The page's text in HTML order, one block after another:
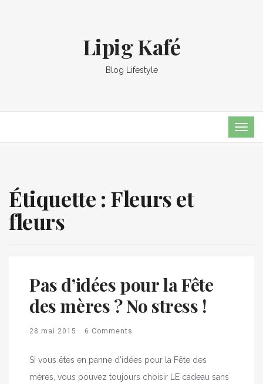
Lipig Kafé
Blog Lifestyle
Étiquette : Fleurs et
fleurs
Pas d’idées pour la Fête
des mères ? No stress !
28 mai 2015 6 Comments
Si vous êtes en panne d’idées pour la Fête des
mères, vous pouvez toujours choisir LE cadeau sans